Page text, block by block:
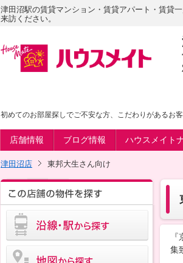
津田沼駅の賃貸マンション・賃貸アパート・賃貸
来訪ください。
初めてのお部屋探しでご不安な方、こだわりがあるお
店舗情報 ブログ情報 ハウスメイト
津田沼店 東邦大生さん向け
集